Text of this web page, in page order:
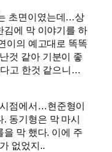
초면이였는데…상
김에 막 이야기를 하
이의 예고대로 똑똑
것 같아 기분이 좋
고 한것 같으니…
점에서…현준형이
동기형은 막 마시
막 했다. 이에 주
없었지..